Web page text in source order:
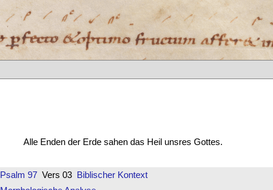
Alle Enden der Erde sahen das Heil unsres Gottes.
Psalm 97Vers 03 Biblischer Kontext